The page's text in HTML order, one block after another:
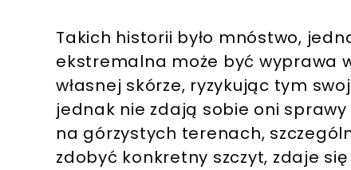
Takich historii było mnóstwo,
ekstremalna może być wyprawa
własnej skórze, ryzykując tym
jednak nie zdają sobie oni
na górzystych terenach,
zdobyć konkretny szczyt, zdaje